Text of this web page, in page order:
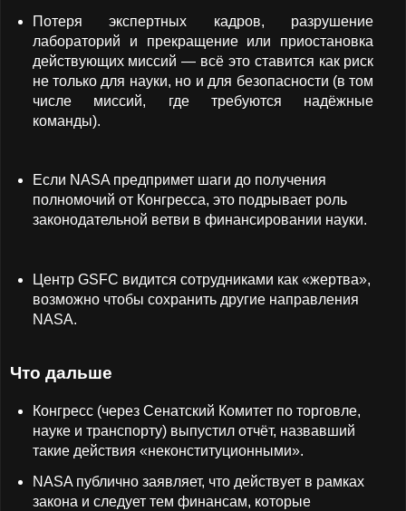
Потеря экспертных кадров, разрушение
лабораторий и прекращение или приостановка
действующих миссий — всё это ставится как риск
не только для науки, но и для безопасности (в том
числе миссий, где требуются надёжные
команды).
Если NASA предпримет шаги до получения
полномочий от Конгресса, это подрывает роль
законодательной ветви в финансировании науки.
Центр GSFC видится сотрудниками как «жертва»,
возможно чтобы сохранить другие направления
NASA.
Что дальше
Конгресс (через Сенатский Комитет по торговле,
науке и транспорту) выпустил отчёт, назвавший
такие действия «неконституционными».
NASA публично заявляет, что действует в рамках
закона и следует тем финансам, которые